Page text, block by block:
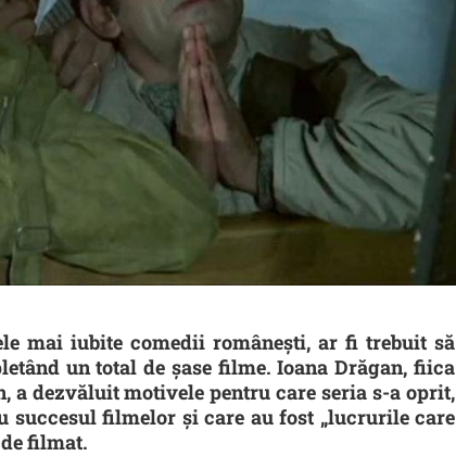
mai iubite comedii românești, ar fi trebuit să
un total de șase filme. Ioana Drăgan, fiica
a dezvăluit motivele pentru care seria s-a oprit,
succesul filmelor și care au fost „lucrurile care
filmat.